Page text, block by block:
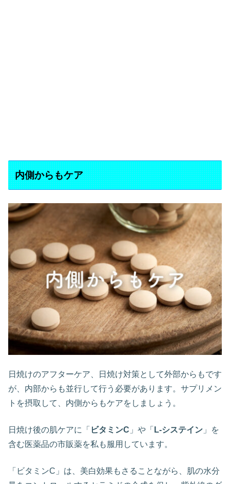
内側からもケア
日焼けのアフターケア、日焼け対策として外部からもです
が、内部からも並行して行う必要があります。サプリメン
トを摂取して、内側からもケアをしましょう。
日焼け後の肌ケアに「 ビタミンC 」や「 L-システイン 」を
含む医薬品の市販薬を私も服用しています。
「ビタミンC」は、美白効果もさることながら、肌の水分